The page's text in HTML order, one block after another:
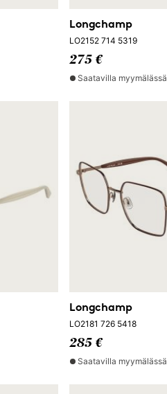
Longchamp
LO2152 714 5319
275 €
Saatavilla myymälässä
Longchamp
LO2181 726 5418
285 €
Saatavilla myymälässä